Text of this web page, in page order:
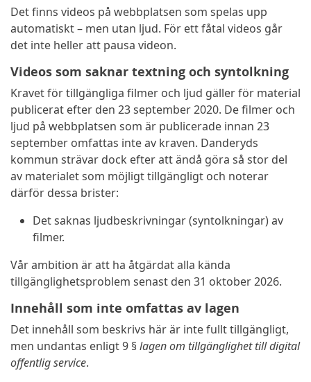
Det finns videos på webbplatsen som spelas upp
automatiskt – men utan ljud. För ett fåtal videos går
det inte heller att pausa videon.
Videos som saknar textning och syntolkning
Kravet för tillgängliga filmer och ljud gäller för material
publicerat efter den 23 september 2020. De filmer och
ljud på webbplatsen som är publicerade innan 23
september omfattas inte av kraven. Danderyds
kommun strävar dock efter att ändå göra så stor del
av materialet som möjligt tillgängligt och noterar
därför dessa brister:
Det saknas ljudbeskrivningar (syntolkningar) av
filmer.
Vår ambition är att ha åtgärdat alla kända
tillgänglighetsproblem senast den 31 oktober 2026.
Innehåll som inte omfattas av lagen
Det innehåll som beskrivs här är inte fullt tillgängligt,
men undantas enligt 9 § lagen om tillgänglighet till digital
offentlig service.